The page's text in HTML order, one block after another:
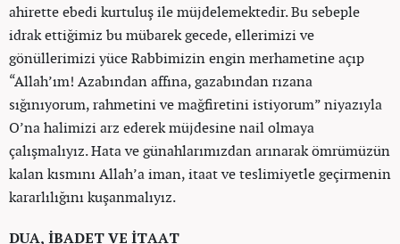
ahirette ebedi kurtuluş ile müjdelemektedir. Bu sebeple
idrak ettiğimiz bu mübarek gecede, ellerimizi ve
gönüllerimizi yüce Rabbimizin engin merhametine açıp
“Allah’ım! Azabından affına, gazabından rızana
sığınıyorum, rahmetini ve mağfiretini istiyorum” niyazıyla
O’na halimizi arz ederek müjdesine nail olmaya
çalışmalıyız. Hata ve günahlarımızdan arınarak ömrümüzün
kalan kısmını Allah’a iman, itaat ve teslimiyetle geçirmenin
kararlılığını kuşanmalıyız.
DUA, İBADET VE İTAAT